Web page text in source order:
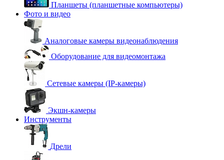
Планшеты (планшетные компьютеры)
Фото и видео
Аналоговые камеры видеонаблюдения
Оборудование для видеомонтажа
Сетевые камеры (IP-камеры)
Экшн-камеры
Инструменты
Дрели